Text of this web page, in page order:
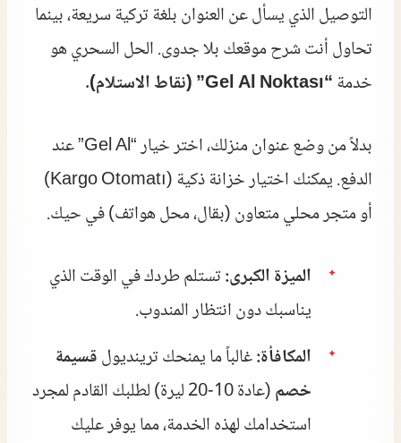
التوصيل الذي يسأل عن العنوان بلغة تركية سريعة، بينما
تحاول أنت شرح موقعك بلا جدوى. الحل السحري هو
خدمة“Gel Al Noktası” (نقاط الاستلام) .
بدلاً من وضع عنوان منزلك، اختر خيار “Gel Al” عند
الدفع. يمكنك اختيار خزانة ذكية (Kargo Otomatı)
أو متجر محلي متعاون (بقال، محل هواتف) في حيك.
الميزة الكبرى:تستلم طردك في الوقت الذي
يناسبك دون انتظار المندوب.
المكافأة:غالباً ما يمنحك ترينديولقسيمة
خصم
(عادة 10-20 ليرة) لطلبك القادم لمجرد
استخدامك لهذه الخدمة، مما يوفر عليك